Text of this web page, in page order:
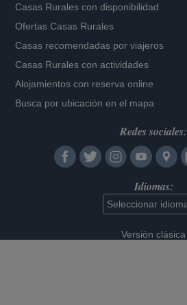
Casas Rurales con disponibilidad
Ofertas Casas Rurales
Casas recomendadas por viajeros
Casas Rurales con actividades
Alojamientos con reserva online
Busca por ubicación en el mapa
Redes sociales:
Idiomas:
Versión clásica